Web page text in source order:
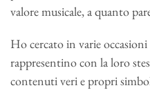
valore musicale, a quanto
Ho cercato in varie
rappresentino con la loro
contenuti veri e propri